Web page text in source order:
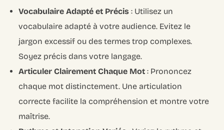
Vocabulaire Adapté et Précis : Utilisez un
vocabulaire adapté à votre audience. Evitez le
jargon excessif ou des termes trop complexes.
Soyez précis dans votre langage.
Articuler Clairement Chaque Mot : Prononcez
chaque mot distinctement. Une articulation
correcte facilite la compréhension et montre votre
maîtrise.